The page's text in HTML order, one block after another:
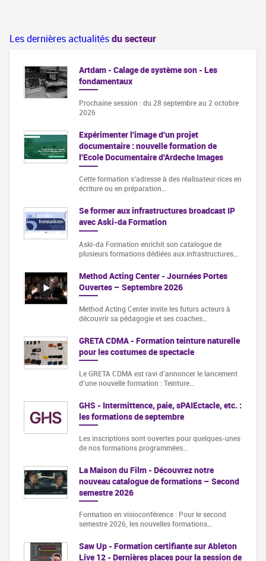
Les dernières actualitésdu secteur
Artdam - Calage de système son - Les
fondamentaux
Prochaine session : du 28 septembre au 2 octobre
2026
Expérimenter l'image d'un projet
documentaire : nouvelle formation de
l'Ecole Documentaire d'Ardeche Images
Cette formation s‘adresse à des réalisateur·rices en
écriture ou en préparation…
Se former aux infrastructures broadcast IP
avec Aski-da Formation
Aski-da Formation enrichit son catalogue de
plusieurs formations dédiées aux infrastructures…
Method Acting Center - Journées Portes
Ouvertes – Septembre 2026
Method Acting Center invite les futurs acteurs à
découvrir sa pédagogie et ses coaches…
GRETA CDMA - Formation teinture naturelle
pour les costumes de spectacle
Le GRETA CDMA est ravi d'annoncer le lancement
d'une nouvelle formation : Teinture…
GHS - Intermittence, paie, sPAIEctacle, etc. :
les formations de septembre
Les inscriptions sont ouvertes pour quelques-unes
de nos formations programmées…
La Maison du Film - Découvrez notre
nouveau catalogue de formations – Second
semestre 2026
Formation en visioconférence : Pour le second
semestre 2026, les nouvelles formations…
Saw Up - Formation certifiante sur Ableton
Live 12 - Dernières places pour la session de